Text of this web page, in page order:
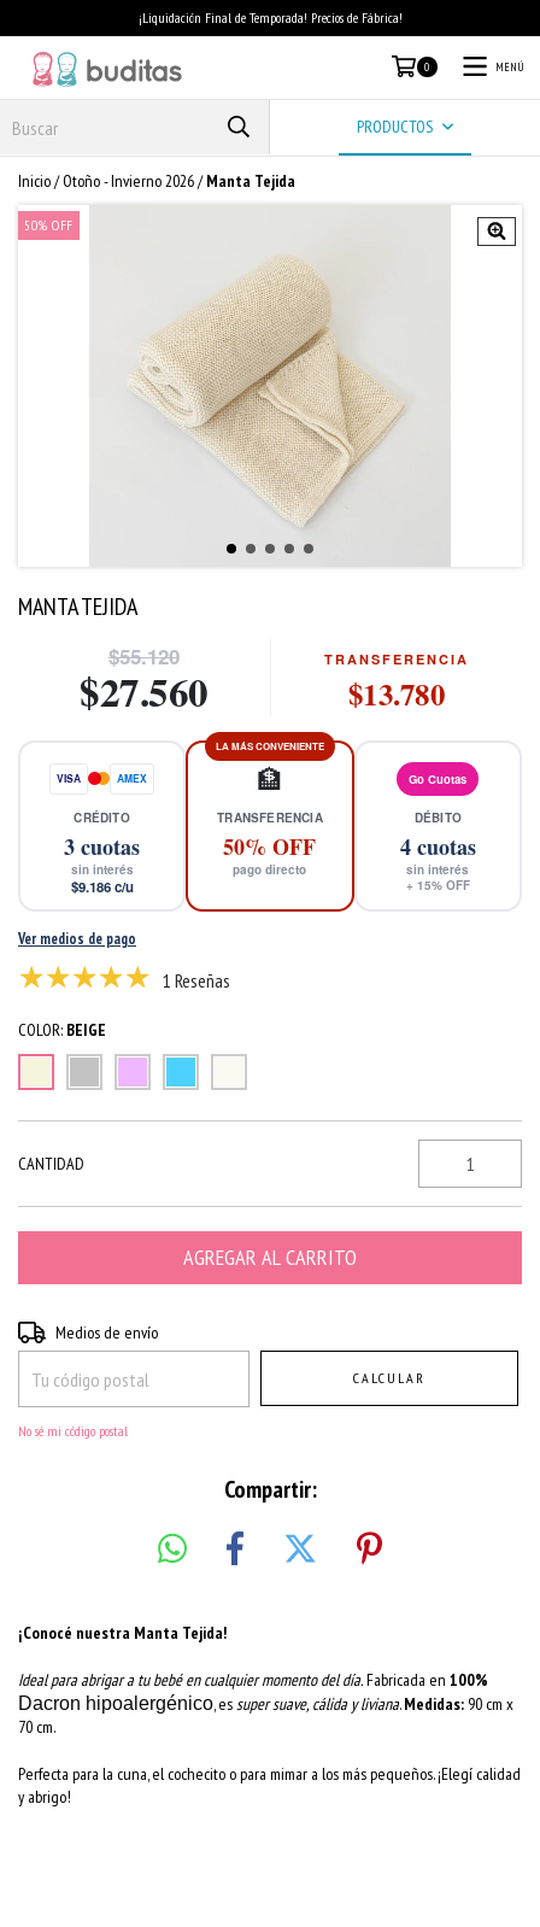
¡Liquidación Final de Temporada! Precios de Fábrica!
0 MENÚ
PRODUCTOS
Inicio/ Otoño - Invierno 2026/ Manta Tejida
50% OFF
MANTA TEJIDA
$55.120
$27.560
TRANSFERENCIA
$13.780
VISA AMEX
CRÉDITO
3cuotas
sin interés
$9.186c/u
LA MÁS CONVENIENTE
🏦
TRANSFERENCIA
50% OFF
pago directo
Go Cuotas
DÉBITO
4cuotas
sin interés
+ 15% OFF
Ver medios de pago
1 Reseñas
COLOR: BEIGE
CANTIDAD
Entregas para el CP:
Medios de envío
CALCULAR
No sé mi código postal
Compartir:
¡Conocé nuestra Manta Tejida!
Ideal para abrigar a tu bebé en cualquier momento del día.Fabricada en 100%
Dacron hipoalergénico , es super suave, cálida y liviana.Medidas: 90 cm x
70 cm.
Perfecta para la cuna, el cochecito o para mimar a los más pequeños. ¡Elegí calidad
y abrigo!